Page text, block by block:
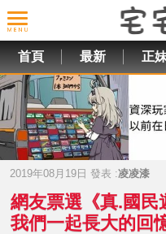
首頁 最新 正
2019年08月19日 發表 :凌凌漆
網友票選《真.國民
我們一起長大的回